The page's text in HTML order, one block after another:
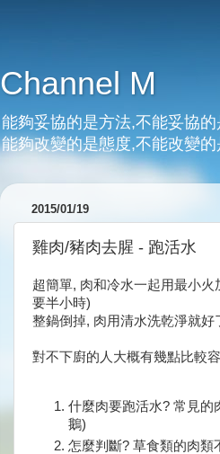
Channel M
能夠妥協的是方法,不能妥協的
能夠改變的是態度,不能改變的
2015/01/19
雞肉/豬肉去腥 - 跑活水
超簡單, 肉和冷水一起用最小
要半小時)
整鍋倒掉, 肉用清水洗乾淨就好
對不下廚的人大概有幾點比較
什麼肉要跑活水? 常見的
鵝)
怎麼判斷? 草食類的肉類